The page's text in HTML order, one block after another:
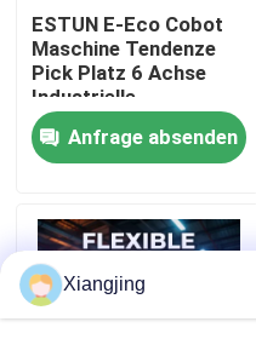
Qualitätskontrolle
Kontakt mit uns
Bitte um ein Angebot
Industrieroboter-Arm
ESTUN E-Eco Cobot
Maschine Tendenze
Pick Platz 6 Achse
Industrielle
Automatisierung
Material Handling
Kollaborationsroboter
Anfrage absenden
Xiangjing